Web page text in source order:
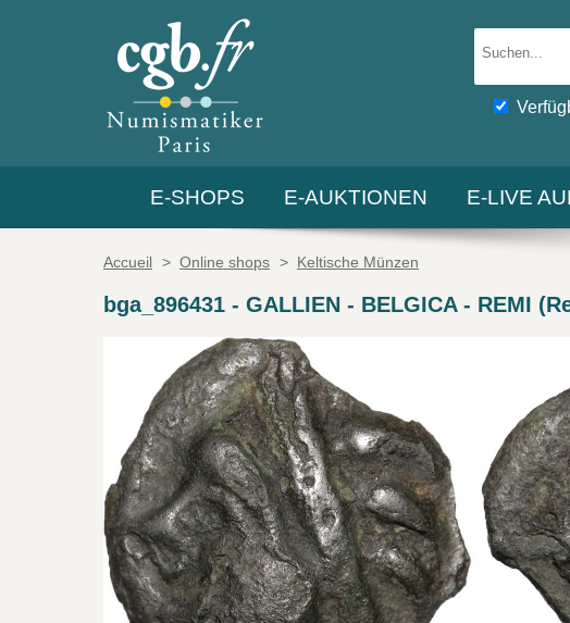
E-SHOPS E-AUKTIONEN E-LIVE
Accueil > Online shops > Keltische Münzen
bga_896431 - GALLIEN - BELGICA - REMI